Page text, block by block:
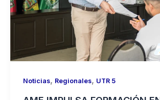
Noticias, Regionales, UTR 5